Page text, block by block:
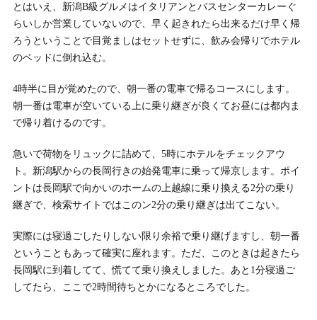
とはいえ、新潟B級グルメはイタリアンとバスセンターカレーぐ
らいしか営業していないので、早く起きれたら出来るだけ早く帰
ろうということで目覚ましはセットせずに、飲み会帰りでホテル
のベッドに倒れ込む。
4時半に目が覚めたので、朝一番の電車で帰るコースにします。
朝一番は電車が空いている上に乗り継ぎが良くてお昼には都内ま
で帰り着けるのです。
急いで荷物をリュックに詰めて、5時にホテルをチェックアウ
ト。新潟駅からの長岡行きの始発電車に乗って帰京します。ポイ
ントは長岡駅で向かいのホームの上越線に乗り換える2分の乗り
継ぎで、検索サイトではこのン2分の乗り継ぎは出てこない。
実際には寝過ごしたりしない限り余裕で乗り継げますし、朝一番
ということもあって確実に座れます。ただ、このときは起きたら
長岡駅に到着してて、慌てて乗り換えしました。あと1分寝過ご
してたら、ここで2時間待ちとかになるところでした。